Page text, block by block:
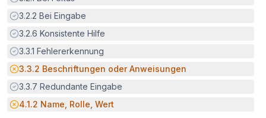
Erfüllt:
3.2.2 Bei Eingabe
Erfüllt:
3.2.6 Konsistente Hilfe
Erfüllt:
3.3.1 Fehlererkennung
Potenzielle Barriere:
3.3.2 Beschriftungen oder Anweisungen
Erfüllt:
3.3.7 Redundante Eingabe
Potenzielle Barriere:
4.1.2 Name, Rolle, Wert